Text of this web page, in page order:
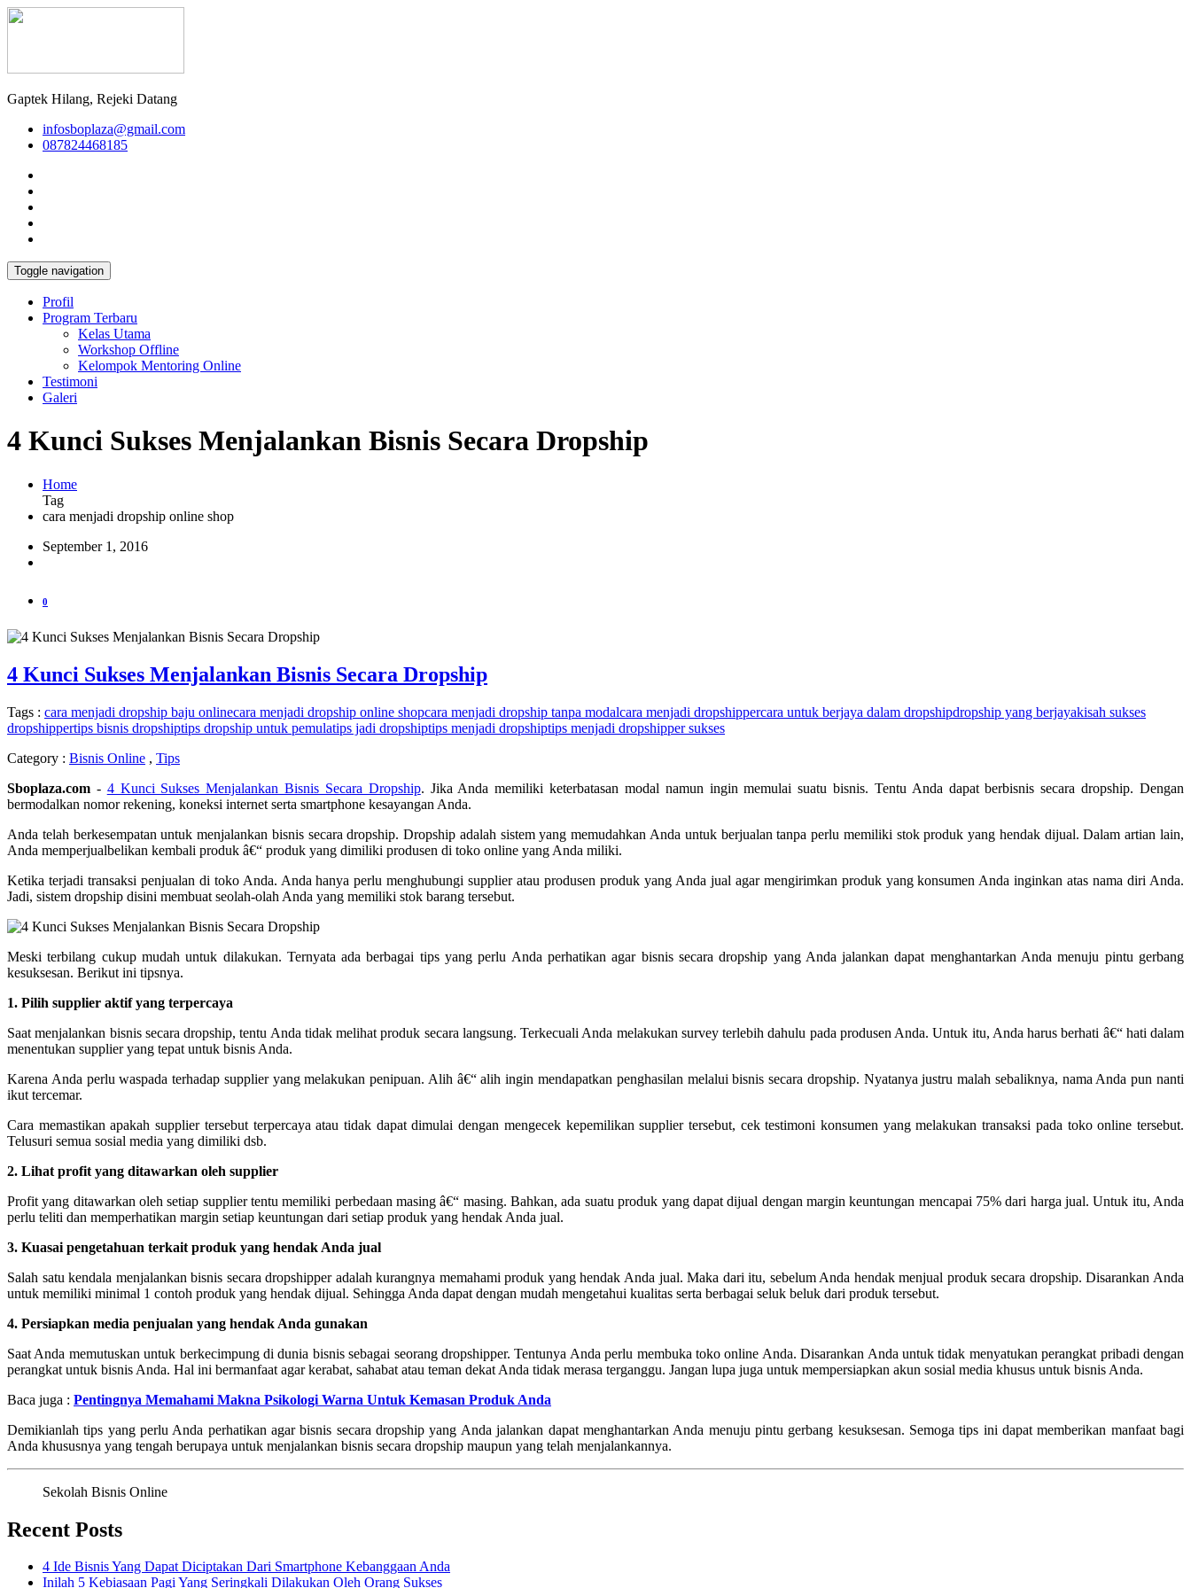
Gaptek Hilang, Rejeki Datang
infosboplaza@gmail.com
087824468185
Toggle navigation
Profil
Program Terbaru
Kelas Utama
Workshop Offline
Kelompok Mentoring Online
Testimoni
Galeri
4 Kunci Sukses Menjalankan Bisnis Secara Dropship
Home
Tag
cara menjadi dropship online shop
September 1, 2016
0
4 Kunci Sukses Menjalankan Bisnis Secara Dropship
Tags : cara menjadi dropship baju onlinecara menjadi dropship online shopcara menjadi dropship tanpa modalcara menjadi dropshippercara untuk berjaya dalam dropshipdropship yang berjayakisah sukses
dropshippertips bisnis dropshiptips dropship untuk pemulatips jadi dropshiptips menjadi dropshiptips menjadi dropshipper sukses
Category : Bisnis Online , Tips
Sboplaza.com - 4 Kunci Sukses Menjalankan Bisnis Secara Dropship. Jika Anda memiliki keterbatasan modal namun ingin memulai suatu bisnis. Tentu Anda dapat berbisnis secara dropship. Dengan
bermodalkan nomor rekening, koneksi internet serta smartphone kesayangan Anda.
Anda telah berkesempatan untuk menjalankan bisnis secara dropship. Dropship adalah sistem yang memudahkan Anda untuk berjualan tanpa perlu memiliki stok produk yang hendak dijual. Dalam artian lain,
Anda memperjualbelikan kembali produk â€“ produk yang dimiliki produsen di toko online yang Anda miliki.
Ketika terjadi transaksi penjualan di toko Anda. Anda hanya perlu menghubungi supplier atau produsen produk yang Anda jual agar mengirimkan produk yang konsumen Anda inginkan atas nama diri Anda.
Jadi, sistem dropship disini membuat seolah-olah Anda yang memiliki stok barang tersebut.
Meski terbilang cukup mudah untuk dilakukan. Ternyata ada berbagai tips yang perlu Anda perhatikan agar bisnis secara dropship yang Anda jalankan dapat menghantarkan Anda menuju pintu gerbang
kesuksesan. Berikut ini tipsnya.
1. Pilih supplier aktif yang terpercaya
Saat menjalankan bisnis secara dropship, tentu Anda tidak melihat produk secara langsung. Terkecuali Anda melakukan survey terlebih dahulu pada produsen Anda. Untuk itu, Anda harus berhati â€“ hati dalam
menentukan supplier yang tepat untuk bisnis Anda.
Karena Anda perlu waspada terhadap supplier yang melakukan penipuan. Alih â€“ alih ingin mendapatkan penghasilan melalui bisnis secara dropship. Nyatanya justru malah sebaliknya, nama Anda pun nanti
ikut tercemar.
Cara memastikan apakah supplier tersebut terpercaya atau tidak dapat dimulai dengan mengecek kepemilikan supplier tersebut, cek testimoni konsumen yang melakukan transaksi pada toko online tersebut.
Telusuri semua sosial media yang dimiliki dsb.
2. Lihat profit yang ditawarkan oleh supplier
Profit yang ditawarkan oleh setiap supplier tentu memiliki perbedaan masing â€“ masing. Bahkan, ada suatu produk yang dapat dijual dengan margin keuntungan mencapai 75% dari harga jual. Untuk itu, Anda
perlu teliti dan memperhatikan margin setiap keuntungan dari setiap produk yang hendak Anda jual.
3. Kuasai pengetahuan terkait produk yang hendak Anda jual
Salah satu kendala menjalankan bisnis secara dropshipper adalah kurangnya memahami produk yang hendak Anda jual. Maka dari itu, sebelum Anda hendak menjual produk secara dropship. Disarankan Anda
untuk memiliki minimal 1 contoh produk yang hendak dijual. Sehingga Anda dapat dengan mudah mengetahui kualitas serta berbagai seluk beluk dari produk tersebut.
4. Persiapkan media penjualan yang hendak Anda gunakan
Saat Anda memutuskan untuk berkecimpung di dunia bisnis sebagai seorang dropshipper. Tentunya Anda perlu membuka toko online Anda. Disarankan Anda untuk tidak menyatukan perangkat pribadi dengan
perangkat untuk bisnis Anda. Hal ini bermanfaat agar kerabat, sahabat atau teman dekat Anda tidak merasa terganggu. Jangan lupa juga untuk mempersiapkan akun sosial media khusus untuk bisnis Anda.
Baca juga : Pentingnya Memahami Makna Psikologi Warna Untuk Kemasan Produk Anda
Demikianlah tips yang perlu Anda perhatikan agar bisnis secara dropship yang Anda jalankan dapat menghantarkan Anda menuju pintu gerbang kesuksesan. Semoga tips ini dapat memberikan manfaat bagi
Anda khususnya yang tengah berupaya untuk menjalankan bisnis secara dropship maupun yang telah menjalankannya.
Sekolah Bisnis Online
Recent Posts
4 Ide Bisnis Yang Dapat Diciptakan Dari Smartphone Kebanggaan Anda
Inilah 5 Kebiasaan Pagi Yang Seringkali Dilakukan Oleh Orang Sukses